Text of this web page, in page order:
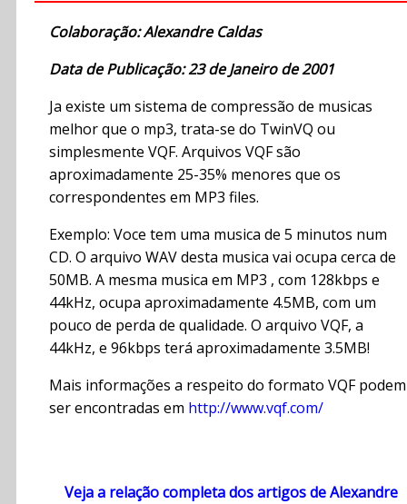
Colaboração: Alexandre Caldas
Data de Publicação: 23 de Janeiro de 2001
Ja existe um sistema de compressão de musicas
melhor que o mp3, trata-se do TwinVQ ou
simplesmente VQF. Arquivos VQF são
aproximadamente 25-35% menores que os
correspondentes em MP3 files.
Exemplo: Voce tem uma musica de 5 minutos num
CD. O arquivo WAV desta musica vai ocupa cerca de
50MB. A mesma musica em MP3 , com 128kbps e
44kHz, ocupa aproximadamente 4.5MB, com um
pouco de perda de qualidade. O arquivo VQF, a
44kHz, e 96kbps terá aproximadamente 3.5MB!
Mais informações a respeito do formato VQF podem
ser encontradas em http://www.vqf.com/
Veja a relação completa dos artigos de Alexandre